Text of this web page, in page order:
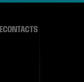
CONTACTS